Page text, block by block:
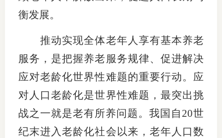
衡发展。
推动实现全体老年人享有基本养老
服务，是把握养老服务规律、促进解决
应对老龄化世界性难题的重要行动。应
对人口老龄化是世界性难题，最突出挑
战之一就是老有所养问题。我国自20世
纪末进入老龄化社会以来，老年人口数